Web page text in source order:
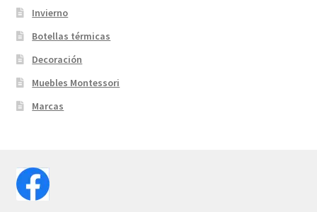
Invierno
Botellas térmicas
Decoración
Muebles Montessori
Marcas